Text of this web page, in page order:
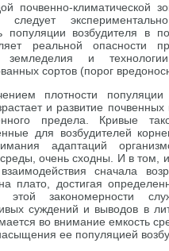
почвенно-климатической
следует
популяции возбудителя в
реальной опасности
земледелия и
сортов (порог
плотности популяции
и развитие
предела. Кривые
для возбудителей
адаптаций
очень сходны. И в том,
сначала
плато, достигая
этой закономерности
суждений и выводов в
во внимание емкость
ее популяцией